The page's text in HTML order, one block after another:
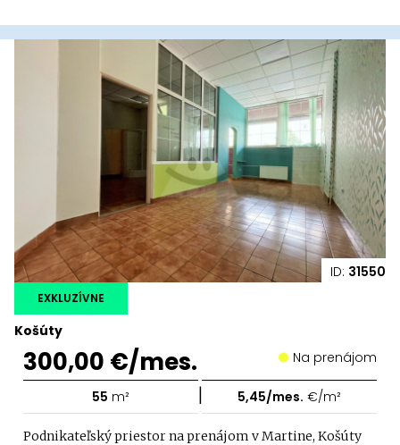
ID: 31550
Košúty
EXKLUZÍVNE
300,00 €/mes. Na prenájom
55 m² | 5,45/mes. €/m²
Podnikateľský priestor na prenájom v Martine, Košúty